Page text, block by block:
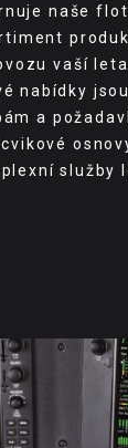
naše
vaší
nabídky
a
služby